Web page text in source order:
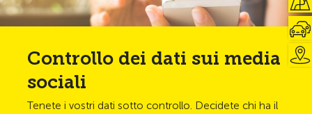
Controllo dei dati sui media
sociali
Tenete i vostri dati sotto controllo. Decidete chi ha il